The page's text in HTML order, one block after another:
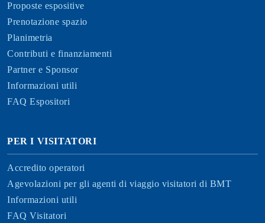
Proposte espositive
Prenotazione spazio
Planimetria
Contributi e finanziamenti
Partner e Sponsor
Informazioni utili
FAQ Espositori
PER I VISITATORI
Accredito operatori
Agevolazioni per gli agenti di viaggio visitatori di BMT
Informazioni utili
FAQ Visitatori